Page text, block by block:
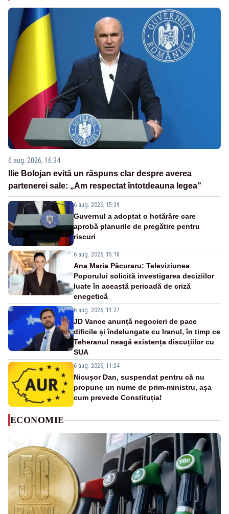
6 aug. 2026, 16:34
Ilie Bolojan evită un răspuns clar despre averea
partenerei sale: „Am respectat întotdeauna legea”
6 aug. 2026, 15:39
Guvernul a adoptat o hotărâre care
aprobă planurile de pregătire pentru
riscuri
6 aug. 2026, 15:18
Ana Maria Păcuraru: Televiziunea
Poporului solicită investigarea deciziilor
luate în această perioadă de criză
enegetică
6 aug. 2026, 11:27
JD Vance anunță negocieri de pace
dificile și îndelungate cu Iranul, în timp ce
Teheranul neagă existența discuțiilor cu
SUA
6 aug. 2026, 11:24
Nicușor Dan, suspendat pentru că nu
propune un nume de prim-ministru, așa
cum prevede Constituția!
ECONOMIE